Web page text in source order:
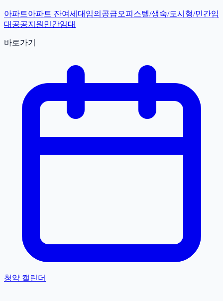
아파트아파트 잔여세대 임의공급오피스텔/생숙/도시형/민간임
대 공공지원민간임대
바로가기
청약 캘린더